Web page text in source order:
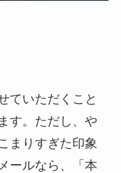
ていただくこと
す。ただし、や
まりすぎた印象
ールなら、「本